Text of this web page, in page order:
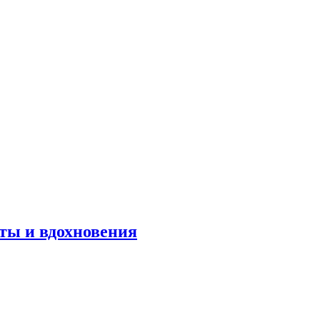
и вдохновения